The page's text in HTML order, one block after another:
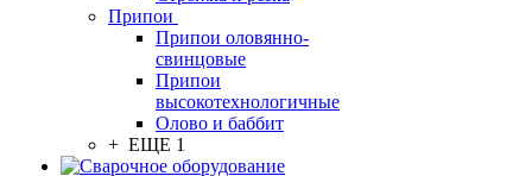
Припои
Припои оловянно-
свинцовые
Припои
высокотехнологичные
Олово и баббит
+ ЕЩЕ 1